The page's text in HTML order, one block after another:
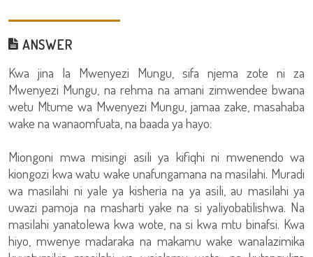
ANSWER
Kwa jina la Mwenyezi Mungu, sifa njema zote ni za
Mwenyezi Mungu, na rehma na amani zimwendee bwana
wetu Mtume wa Mwenyezi Mungu, jamaa zake, masahaba
wake na wanaomfuata, na baada ya hayo:
Miongoni mwa misingi asili ya kifiqhi ni mwenendo wa
kiongozi kwa watu wake unafungamana na masilahi. Muradi
wa masilahi ni yale ya kisheria na ya asili, au masilahi ya
uwazi pamoja na masharti yake na si yaliyobatilishwa. Na
masilahi yanatolewa kwa wote, na si kwa mtu binafsi. Kwa
hiyo, mwenye madaraka na makamu wake wanalazimika